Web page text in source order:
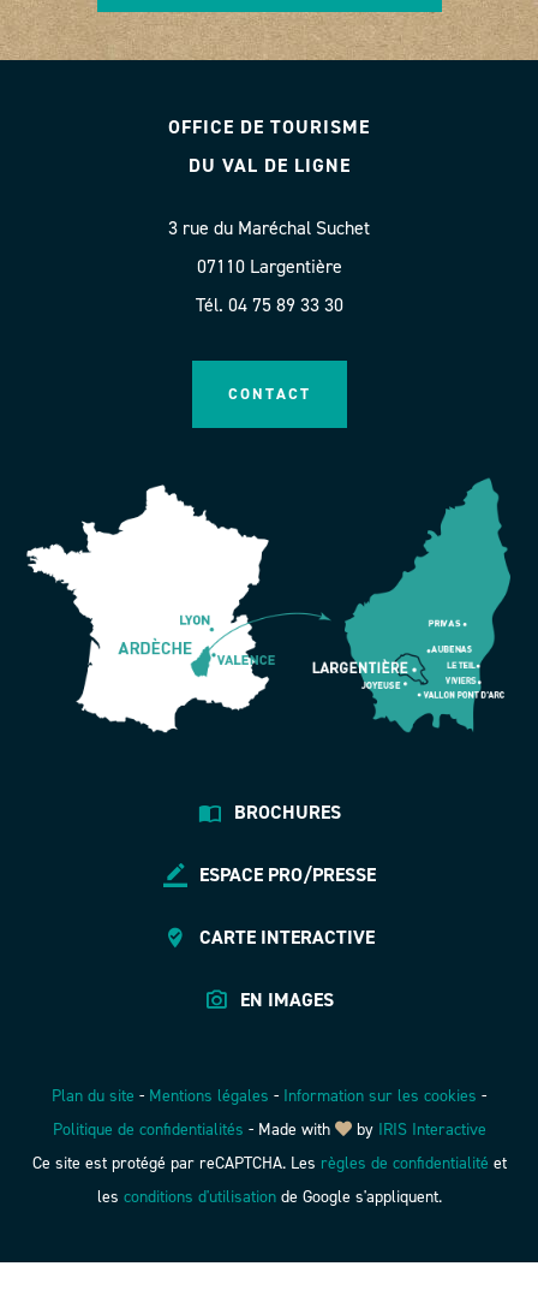
OFFICE DE TOURISME
DU VAL DE LIGNE
3 rue du Maréchal Suchet
07110 Largentière
Tél. 04 75 89 33 30
CONTACT
BROCHURES
ESPACE PRO/PRESSE
CARTE INTERACTIVE
EN IMAGES
Plan du site - Mentions légales - Information sur les cookies -
Politique de confidentialités -Made with by IRIS Interactive
Ce site est protégé par reCAPTCHA. Les règles de confidentialité et
les conditions d'utilisationde Google s'appliquent.